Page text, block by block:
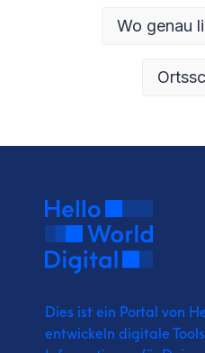
Wo genau
Dies ist ein Portal von
entwickeln digitale